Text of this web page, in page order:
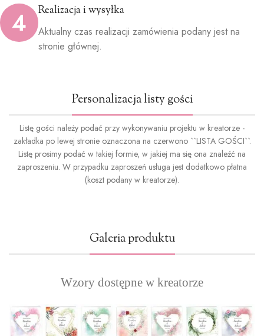
4 Realizacja i wysyłka
Aktualny czas realizacji zamówienia podany jest na
stronie głównej.
Personalizacja listy gości
Listę gości należy podać przy wykonywaniu projektu w kreatorze -
zakładka po lewej stronie oznaczona na czerwono ``LISTA GOŚCI``.
Listę prosimy podać w takiej formie, w jakiej ma się ona znaleźć na
zaproszeniu. W przypadku zaproszeń usługa jest dodatkowo płatna
(koszt podany w kreatorze).
Galeria produktu
Wzory dostępne w kreatorze